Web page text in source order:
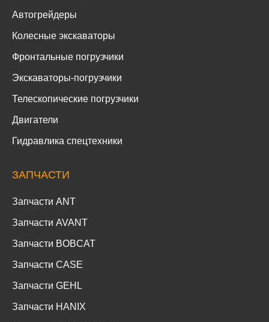
Автогрейдеры
Колесные экскаваторы
Фронтальные погрузчики
Экскаваторы-погрузчики
Телескопические погрузчики
Двигатели
Гидравлика спецтехники
ЗАПЧАСТИ
Запчасти ANT
Запчасти AVANT
Запчасти BOBCAT
Запчасти CASE
Запчасти GEHL
Запчасти HANIX